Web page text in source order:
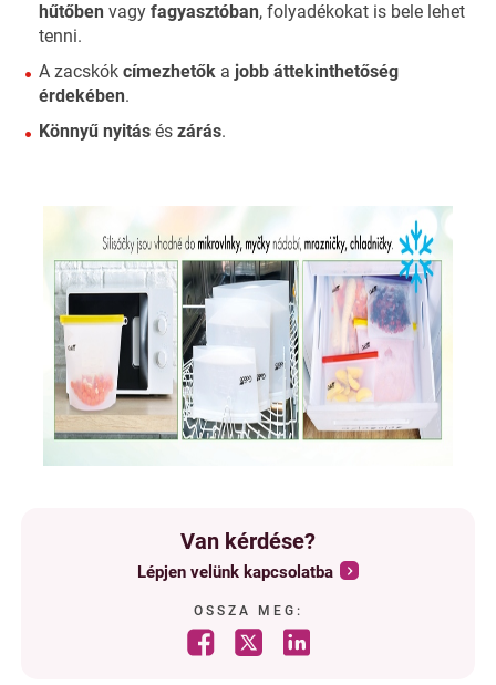
hűtőben vagy fagyasztóban, folyadékokat is bele lehet
tenni.
A zacskók címezhetők a jobb áttekinthetőség
érdekében.
Könnyű nyitás és zárás.
Van kérdése?
Lépjen velünk kapcsolatba
OSSZA MEG: